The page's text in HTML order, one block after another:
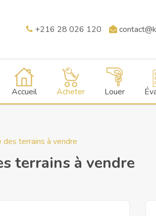
+216 28 026 120
Accueil Acheter Louer
des terrains à vendre
terrains à vendre